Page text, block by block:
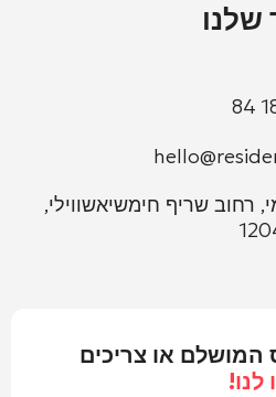
רחוב שריף חימשיאשווילי,
או צריכים
לנו!